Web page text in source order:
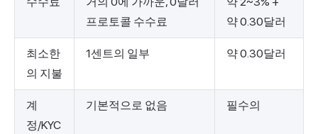
프로토콜 수수료
약 0.30달러
최소한
의 지불
1센트의 일부 약 0.30달러
계
정/KYC
기본적으로 없음 필수의